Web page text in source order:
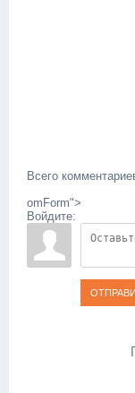
Всего
omForm">
Войдите: